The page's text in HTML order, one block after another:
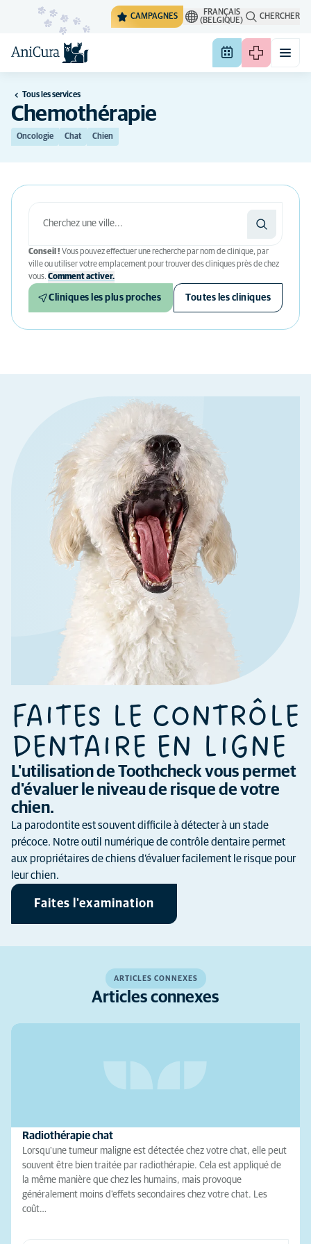
CAMPAGNES
FRANÇAIS
(BELGIQUE)
CHERCHER
Tous les services
Chemothérapie
Oncologie Chat Chien
Conseil ! Vous pouvez effectuer une recherche par nom de clinique, par
ville ou utiliser votre emplacement pour trouver des cliniques près de chez
vous. Comment activer.
Cliniques les plus proches Toutes les cliniques
FAITES LE CONTRÔLE
DENTAIRE EN LIGNE
L'utilisation de Toothcheck vous permet
d'évaluer le niveau de risque de votre
chien.
La parodontite est souvent difficile à détecter à un stade
précoce. Notre outil numérique de contrôle dentaire permet
aux propriétaires de chiens d’évaluer facilement le risque pour
leur chien.
Faites l'examination
ARTICLES CONNEXES
Articles connexes
Radiothérapie chat
Lorsqu'une tumeur maligne est détectée chez votre chat, elle peut
souvent être bien traitée par radiothérapie. Cela est appliqué de
la même manière que chez les humains, mais provoque
généralement moins d'effets secondaires chez votre chat. Les
coût…